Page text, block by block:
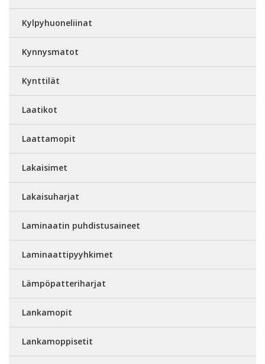
Kylpyhuoneliinat
Kynnysmatot
Kynttilät
Laatikot
Laattamopit
Lakaisimet
Lakaisuharjat
Laminaatin puhdistusaineet
Laminaattipyyhkimet
Lämpöpatteriharjat
Lankamopit
Lankamoppisetit